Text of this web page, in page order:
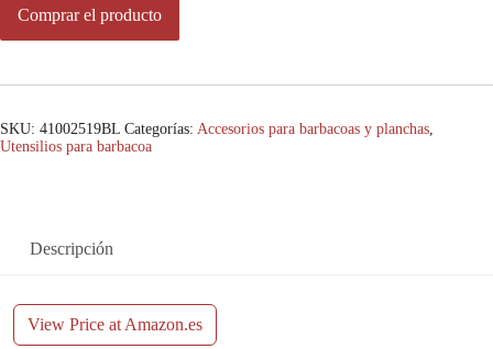
Comprar el producto
SKU: 41002519BL Categorías: Accesorios para barbacoas y planchas,
Utensilios para barbacoa
Descripción
View Price at Amazon.es